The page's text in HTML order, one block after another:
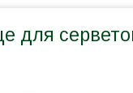
для